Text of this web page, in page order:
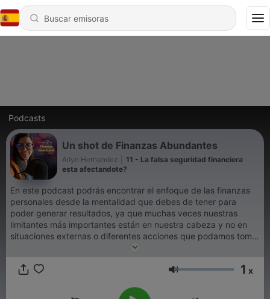
Podcasts
Un shot de Finanzas Abundantes
Ailyn Hernandez
11 - La falsa seguridad financiera
esta afectandote?
En este podcast podrás encontrar el enfoque de las finanzas
personales desde la mentalidad que debes de tener para
poder generar resultados, ya que muchas veces nuestras
limitantes más importantes están en nuestra cabeza y no en
situaciones externas o diferentes acciones que podamos tomar
para llegar a una meta en especifico. Un Shot de Finanzas
de terceros que pueden ayudarte a mejorar tu vida y tus
y resultados de otras personas y condensados en cápsulas de
Volumen 1 x